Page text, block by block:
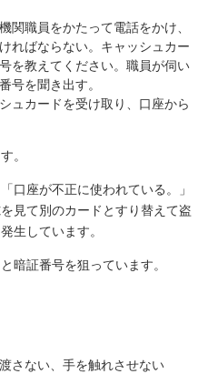
関職員をかたって電話をかけ、
ればならない。キャッシュカー
を教えてください。職員が伺い
号を聞き出す。
ュカードを受け取り、口座から
。
口座が不正に使われている。」
見て別のカードとすり替えて盗
生しています。
暗証番号を狙っています。
さない、手を触れさせない